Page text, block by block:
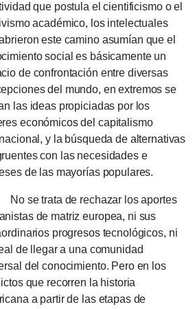
que postula el cientificismo o el
académico, los intelectuales
este camino asumían que el
social es básicamente un
de confrontación entre diversas
del mundo, en extremos se
las ideas propiciadas por los
económicos del capitalismo
y la búsqueda de alternativas
con las necesidades e
de las mayorías populares.
No se trata de rechazar los aportes
de matriz europea, ni sus
progresos tecnológicos, ni
de llegar a una comunidad
del conocimiento. Pero en los
que recorren la historia
a partir de las etapas de